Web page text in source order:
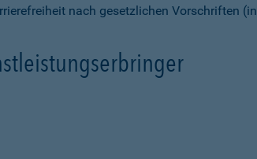
nach gesetzlichen Vorschriften